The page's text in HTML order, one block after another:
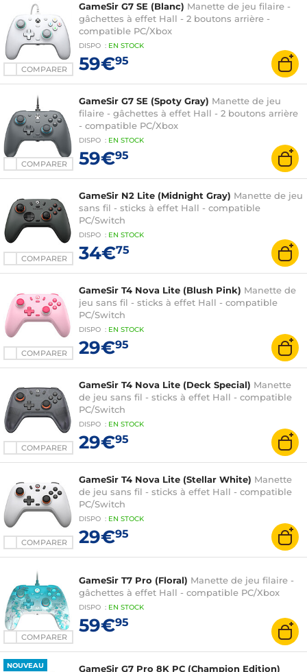
COMPARER
GameSir G7 SE (Blanc) Manette de jeu filaire -
gâchettes à effet Hall - 2 boutons arrière -
compatible PC/Xbox
DISPO : EN STOCK
59€95
COMPARER
GameSir G7 SE (Spoty Gray) Manette de jeu
filaire - gâchettes à effet Hall - 2 boutons arrière
- compatible PC/Xbox
DISPO : EN STOCK
59€95
COMPARER
GameSir N2 Lite (Midnight Gray) Manette de jeu
sans fil - sticks à effet Hall - compatible
PC/Switch
DISPO : EN STOCK
34€75
COMPARER
GameSir T4 Nova Lite (Blush Pink) Manette de
jeu sans fil - sticks à effet Hall - compatible
PC/Switch
DISPO : EN STOCK
29€95
COMPARER
GameSir T4 Nova Lite (Deck Special) Manette
de jeu sans fil - sticks à effet Hall - compatible
PC/Switch
DISPO : EN STOCK
29€95
COMPARER
GameSir T4 Nova Lite (Stellar White) Manette
de jeu sans fil - sticks à effet Hall - compatible
PC/Switch
DISPO : EN STOCK
29€95
COMPARER
GameSir T7 Pro (Floral) Manette de jeu filaire -
gâchettes à effet Hall - compatible PC/Xbox
DISPO : EN STOCK
59€95
NOUVEAU
GameSir G7 Pro 8K PC (Champion Edition)